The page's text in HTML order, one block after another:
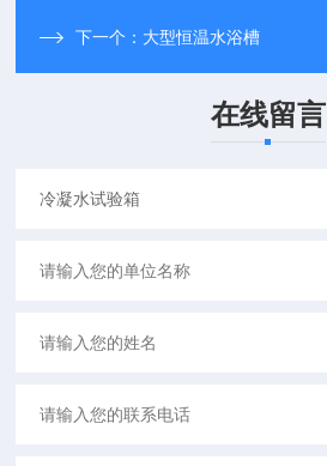
下一个： 大型恒温水浴槽
在线留言